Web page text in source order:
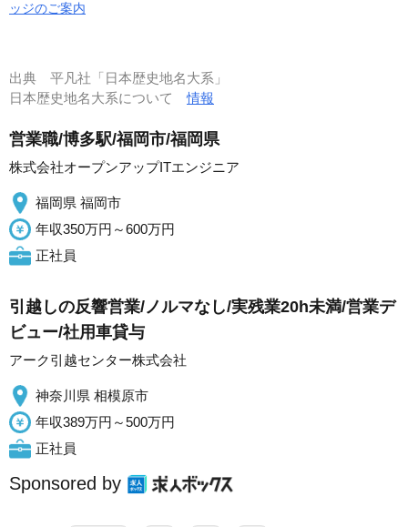
ッジのご案内
出典 平凡社「日本歴史地名大系」
日本歴史地名大系について情報
営業職/博多駅/福岡市/福岡県
株式会社オープンアップITエンジニア
福岡県 福岡市
年収350万円～600万円
正社員
引越しの反響営業/ノルマなし/実残業20h未満/営業デ
ビュー/社用車貸与
アーク引越センター株式会社
神奈川県 相模原市
年収389万円～500万円
正社員
Sponsored by